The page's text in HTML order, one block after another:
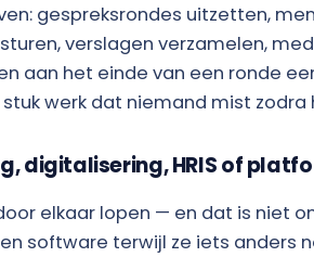
gespreksrondes uitzetten,
verslagen verzamelen,
aan het einde van een ronde
werk dat niemand mist zodra
digitalisering, HRIS of
elkaar lopen — en dat is niet
software terwijl ze iets anders